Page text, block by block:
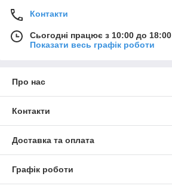
Контакти
Сьогодні працює з 10:00 до 18:00
Показати весь графік роботи
Про нас
Контакти
Доставка та оплата
Графік роботи